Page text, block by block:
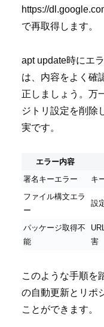
https://
で再取得します。
apt update時にエ
は、内容をよく確
正しましょう。万
ジトリ設定を削除
実です。
エラー内容
署名キーエラー
キ
ファイル構文エラ
ー
設
パッケージ取得不
能
害
このような手順を
の自動更新とリポ
ことができます。